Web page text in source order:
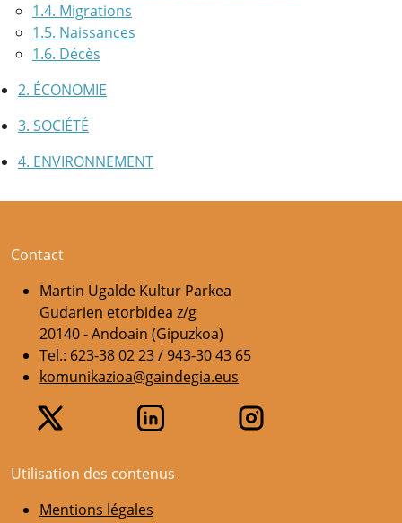
1.4. Migrations
1.5. Naissances
1.6. Décès
2. ÉCONOMIE
3. SOCIÉTÉ
4. ENVIRONNEMENT
Contact
Martin Ugalde Kultur Parkea
Gudarien etorbidea z/g
20140 - Andoain (Gipuzkoa)
Tel.: 623-38 02 23 / 943-30 43 65
komunikazioa@gaindegia.eus
Utilisation des contenus
Mentions légales